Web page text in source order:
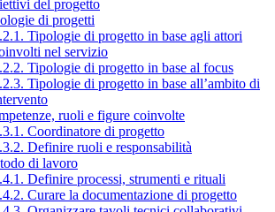
del progetto
di progetti
Tipologie di progetto in base agli attori
nel servizio
Tipologie di progetto in base al focus
Tipologie di progetto in base all’ambito di
ruoli e figure coinvolte
Coordinatore di progetto
Definire ruoli e responsabilità
di lavoro
Definire processi, strumenti e rituali
Curare la documentazione di progetto